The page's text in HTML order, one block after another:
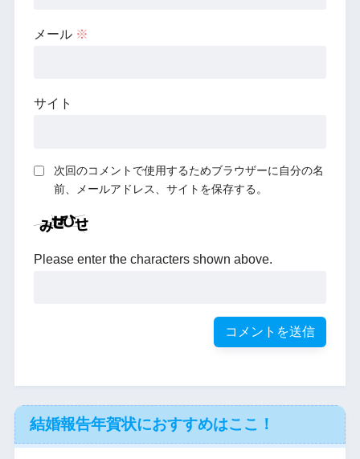
メール ※
サイト
次回のコメントで使用するためブラウザーに自分の名
前、メールアドレス、サイトを保存する。
Please enter the characters shown above.
結婚報告年賀状におすすめはここ！